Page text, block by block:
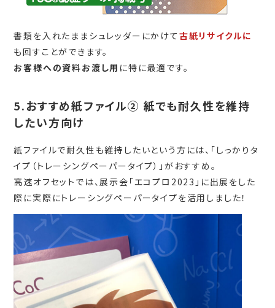
書類を入れたままシュレッダーにかけて 古紙リサイクルに
も回すことができます。
お客様への資料お渡し用 に特に最適です。
5.おすすめ紙ファイル② 紙でも耐久性を維持
したい方向け
紙ファイルで耐久性も維持したいという方には、「しっかりタ
イプ（トレーシングペーパータイプ）」がおすすめ。
高速オフセットでは、展示会「エコプロ2023」に出展をした
際に実際にトレーシングペーパータイプを活用しました！